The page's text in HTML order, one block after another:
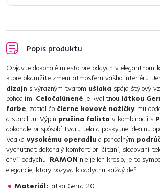
Popis produktu
Objavte dokonalé miesto pre oddych v elegantnom
ktoré okamžite zmení atmosféru vášho interiéru.
dizajn s výrazným tvarom ušiaka spája štýlový
pohodlím. Celočalúnené je kvalitnou látkou
farbe, zatiaľ čo čierne kovové nožičky mu
a stabilitu. Výplň pružina falista v kombinácii s
dokonale prispôsobí tvaru tela a poskytne ideálnu
Vďaka vysokému operadlu a pohodlným
vychutnať dokonalý komfort pri čítaní, sledovaní
chvíľ oddychu. RAMON nie je len kreslo, je to
elegancie, ktorý pozýva k oddychu každý deň.
Materiál: látka Gerra 20